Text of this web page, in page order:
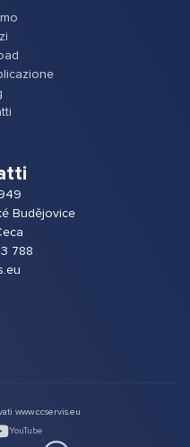
Budějovice
788
www.ccservis.eu
YouTube